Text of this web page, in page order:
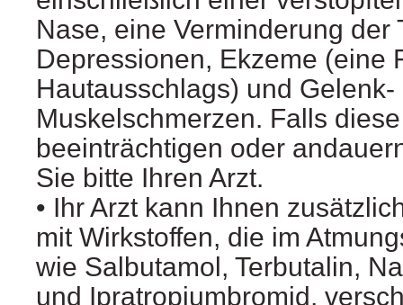
Nase, eine Verminderung der
Depressionen, Ekzeme (eine
Hautausschlags) und
Muskelschmerzen. Falls
beeinträchtigen oder
Sie bitte Ihren Arzt.
• Ihr Arzt kann Ihnen
mit Wirkstoffen, die im
wie Salbutamol, Terbutalin,
und Ipratropiumbromid,